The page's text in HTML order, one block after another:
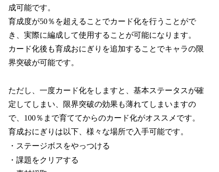
成可能です。
育成度が50％を超えることでカード化を行うことがで
き、実際に編成して使用することが可能になります。
カード化後も育成おにぎりを追加することでキャラの限
界突破が可能です。
ただし、一度カード化をしますと、基本ステータスが確
定してしまい、限界突破の効果も薄れてしまいますの
で、100％まで育ててからのカード化がオススメです。
育成おにぎりは以下、様々な場所で入手可能です。
・ステージボスをやっつける
・課題をクリアする